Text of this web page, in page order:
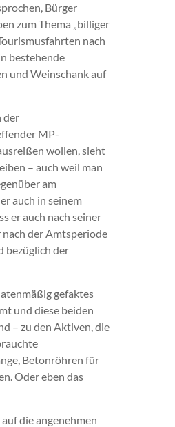
Bürger
zum Thema „billiger
nach
bestehende
und Weinschank auf
der
MP-
wollen, sieht
– auch weil man
am
auch in seinem
er auch nach seiner
der Amtsperiode
bezüglich der
gefaktes
und diese beiden
– zu den Aktiven, die
Betonröhren für
Oder eben das
die angenehmen